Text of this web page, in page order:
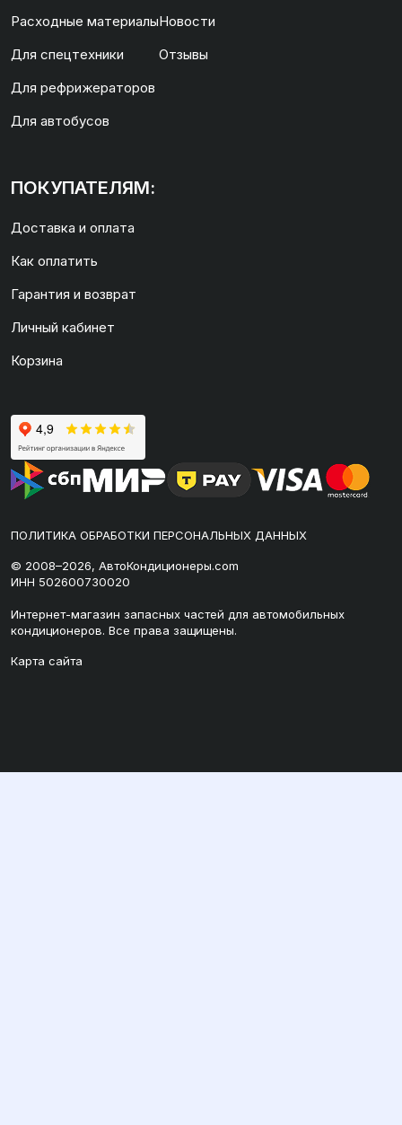
Расходные материалы
Для спецтехники
Для рефрижераторов
Для автобусов
Новости
Отзывы
ПОКУПАТЕЛЯМ:
Доставка и оплата
Как оплатить
Гарантия и возврат
Личный кабинет
Корзина
ПОЛИТИКА ОБРАБОТКИ ПЕРСОНАЛЬНЫХ ДАННЫХ
© 2008–2026, АвтоКондиционеры.com
ИНН 502600730020
Интернет-магазин запасных частей для автомобильных
кондиционеров. Все права защищены.
Карта сайта